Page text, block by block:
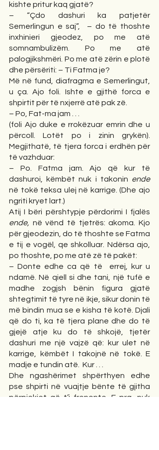
kishte pritur kaq gjatë?
– “Çdo dashuri ka patjetër
Semerlingun e saj”,  – do të thoshte
inxhinieri gjeodez, po me atë
somnambulizëm. Po me atë
palogjikshmëri. Po me atë zërin e plotë
dhe përsëriti: – Ti Fatma je?
Më në fund, diafragma e Semerlingut,
u ça. Ajo foli. Ishte e gjithë forca e
shpirtit për të nxjerrë atë pak zë.
– Po, Fat-ma jam . . .
(foli Ajo duke e rrokëzuar emrin dhe u
përcoll. Lotët po i zinin grykën).
Megjithatë, të tjera forca i erdhën për
të vazhduar:
– Po. Fatma jam. Ajo që kur të
dashuroi, këmbët nuk i takonin ende
në tokë teksa ulej në karrige. (Dhe ajo
ngriti kryet lart.)
ende, në vënd të tjetrës: akoma. Kjo
për gjeodezin, do të thoshte se Fatma
e tij e vogël, qe shkolluar. Ndërsa ajo,
po thoshte, po me atë zë të pakët:
– Donte edhe ca që të  errej, kur u
ndamë. Në qiell si dhe tani, një tufë e
madhe zogjsh bënin figura gjatë
shtegtimit të tyre në ikje, sikur donin të
më bindin mua se e kisha të kotë. Djali
që do ti, ka të tjera plane dhe do të
gjejë atje ku do të shkojë, tjetër
dashuri me një vajzë që: kur ulet në
karrige, këmbët I takojnë në tokë. E
madje e tundin atë.  Kur . . .
Dhe ngashërimet shpërthyen edhe
pse shpirti në vuajtje bënte të gjitha
përpjekjet që t’i frenonte. E pra, nuk